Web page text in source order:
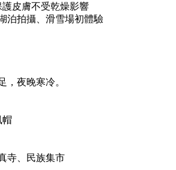
皮膚不受乾燥影響
泊拍攝、滑雪場初體驗
，夜晚寒冷。
帽
寺、民族集市